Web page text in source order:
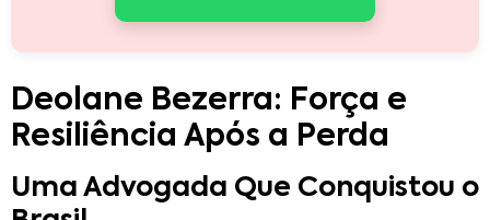
Deolane Bezerra: Força e
Resiliência Após a Perda
Uma Advogada Que Conquistou o